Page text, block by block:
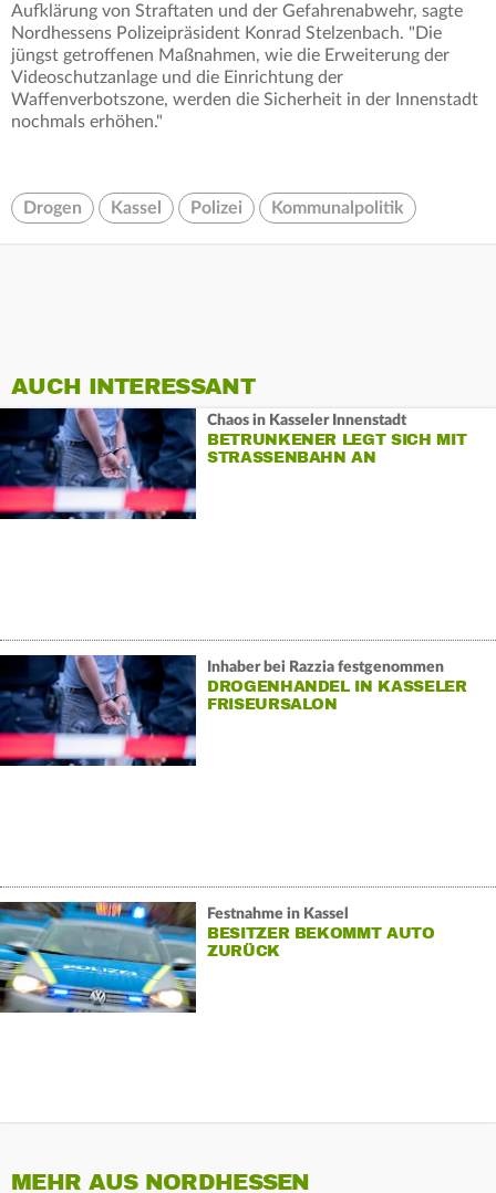
Aufklärung von Straftaten und der Gefahrenabwehr, sagte
Nordhessens Polizeipräsident Konrad Stelzenbach. "Die
jüngst getroffenen Maßnahmen, wie die Erweiterung der
Videoschutzanlage und die Einrichtung der
Waffenverbotszone, werden die Sicherheit in der Innenstadt
nochmals erhöhen."
Drogen Kassel Polizei Kommunalpolitik
AUCH INTERESSANT
Chaos in Kasseler Innenstadt
BETRUNKENER LEGT SICH MIT
STRASSENBAHN AN
Inhaber bei Razzia festgenommen
DROGENHANDEL IN KASSELER
FRISEURSALON
Festnahme in Kassel
BESITZER BEKOMMT AUTO
ZURÜCK
MEHR AUS NORDHESSEN